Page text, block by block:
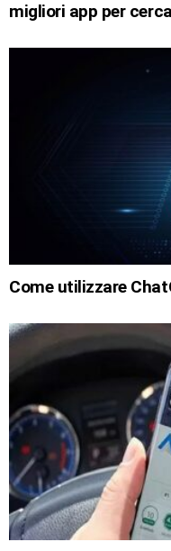
migliori app per
Come utilizzare